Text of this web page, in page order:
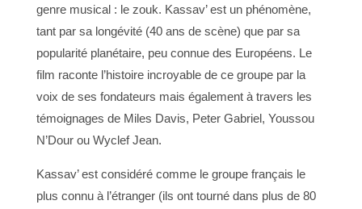
genre musical : le zouk. Kassav’ est un phénomène,
tant par sa longévité (40 ans de scène) que par sa
popularité planétaire, peu connue des Européens. Le
film raconte l’histoire incroyable de ce groupe par la
voix de ses fondateurs mais également à travers les
témoignages de Miles Davis, Peter Gabriel, Youssou
N’Dour ou Wyclef Jean.
Kassav’ est considéré comme le groupe français le
plus connu à l’étranger (ils ont tourné dans plus de 80